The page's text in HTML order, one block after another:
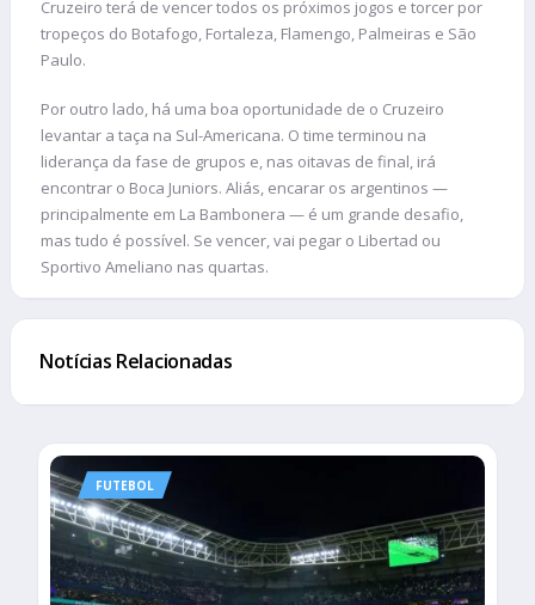
Cruzeiro terá de vencer todos os próximos jogos e torcer por
tropeços do Botafogo, Fortaleza, Flamengo, Palmeiras e São
Paulo.
Por outro lado, há uma boa oportunidade de o Cruzeiro
levantar a taça na Sul-Americana. O time terminou na
liderança da fase de grupos e, nas oitavas de final, irá
encontrar o Boca Juniors. Aliás, encarar os argentinos —
principalmente em La Bambonera — é um grande desafio,
mas tudo é possível. Se vencer, vai pegar o Libertad ou
Sportivo Ameliano nas quartas.
Notícias Relacionadas
FUTEBOL